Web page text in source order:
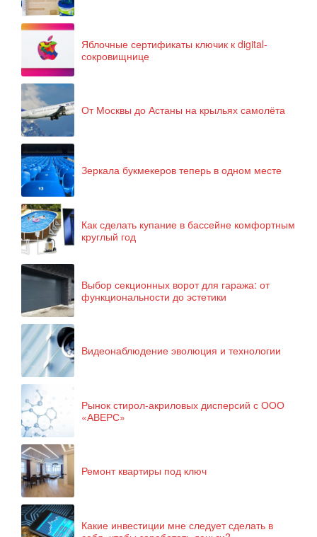
Яблочные сертификаты ключик к digital-
сокровищнице
От Москвы до Астаны на крыльях самолёта
Зеркала букмекеров теперь в одном месте
Как сделать купание в бассейне комфортным
круглый год
Выбор секционных ворот для гаража: от
функциональности до эстетики
Видеонаблюдение эволюция и технологии
Рынок стирол-акриловых дисперсий с ООО
«АВЕРС»
Ремонт квартиры под ключ
Какие инвестиции мне следует сделать в